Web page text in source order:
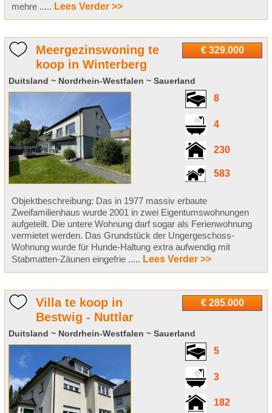
mehre ..... Lees Verder >>
€ 329.000
Meergezinswoning te
koop in Winterberg
Duitsland ~ Nordrhein-Westfalen ~ Sauerland
8
4
230
583
Objektbeschreibung: Das in 1977 massiv erbaute
Zweifamilienhaus wurde 2001 in zwei Eigentumswohnungen
aufgeteilt. Die untere Wohnung darf sogar als Ferienwohnung
vermietet werden. Das Grundstück der Ungergeschoss-
Wohnung wurde für Hunde-Haltung extra aufwendig mit
Stabmatten-Zäunen eingefrie ..... Lees Verder >>
€ 285.000
Villa te koop in
Bestwig - Nuttlar
Duitsland ~ Nordrhein-Westfalen ~ Sauerland
5
3
182